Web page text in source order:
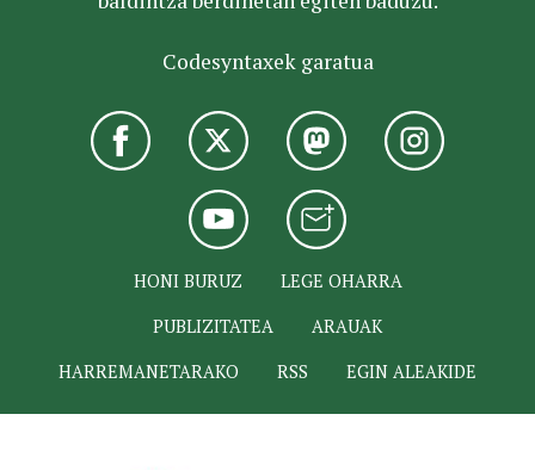
Codesyntaxek garatua
HONI BURUZ
LEGE OHARRA
PUBLIZITATEA
ARAUAK
HARREMANETARAKO
RSS EGIN ALEAKIDE